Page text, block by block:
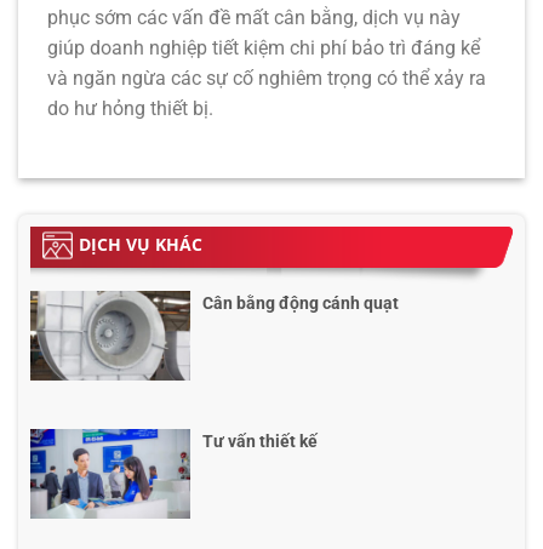
phục sớm các vấn đề mất cân bằng, dịch vụ này
giúp doanh nghiệp tiết kiệm chi phí bảo trì đáng kể
và ngăn ngừa các sự cố nghiêm trọng có thể xảy ra
do hư hỏng thiết bị.
DỊCH VỤ KHÁC
Cân bằng động cánh quạt
Tư vấn thiết kế